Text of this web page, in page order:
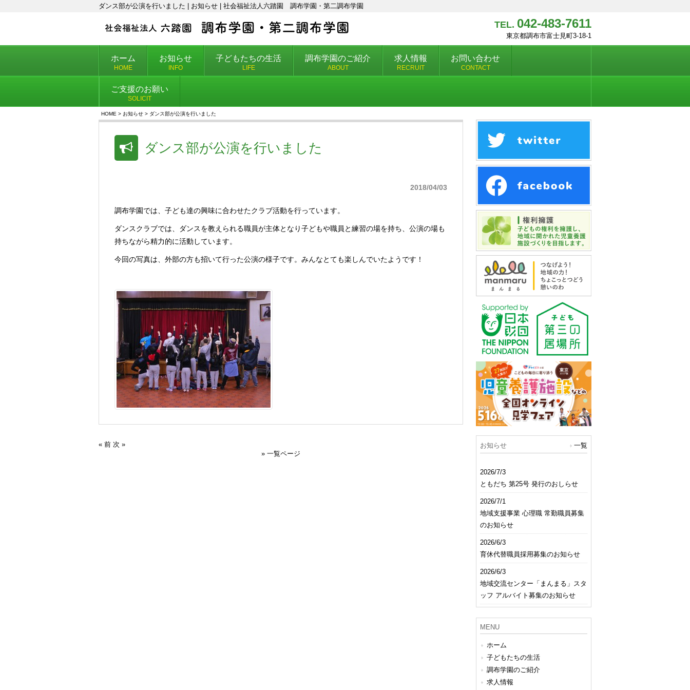
ダンス部が公演を行いました | お知らせ | 社会福祉法人六踏園 調布学園・第二調布学園
TEL. 042-483-7611
東京都調布市富士見町3-18-1
ホーム
HOME
お知らせ
INFO
子どもたちの生活
LIFE
調布学園のご紹介
ABOUT
求人情報
RECRUIT
お問い合わせ
CONTACT
ご支援のお願い
SOLICIT
HOME > お知らせ > ダンス部が公演を行いました
ダンス部が公演を行いました
2018/04/03
調布学園では、子ども達の興味に合わせたクラブ活動を行っています。
ダンスクラブでは、ダンスを教えられる職員が主体となり子どもや職員と練習の場を持ち、公演の場も
持ちながら精力的に活動しています。
今回の写真は、外部の方も招いて行った公演の様子です。みんなとても楽しんでいたようです！
« 前 次 »
» 一覧ページ
お知らせ 一覧
2026/7/3
ともだち 第25号 発行のおしらせ
2026/7/1
地域支援事業 心理職 常勤職員募集
のお知らせ
2026/6/3
育休代替職員採用募集のお知らせ
2026/6/3
地域交流センター「まんまる」スタ
ッフ アルバイト募集のお知らせ
MENU
ホーム
子どもたちの生活
調布学園のご紹介
求人情報